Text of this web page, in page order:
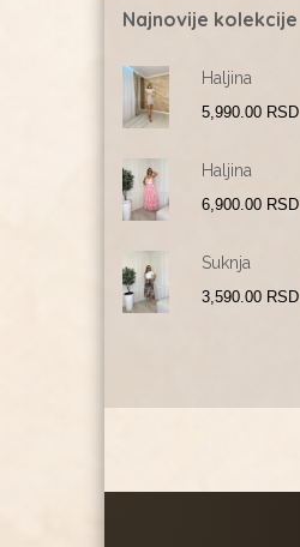
Najnovije kolekcije
Haljina
5,990.00 RSD
Haljina
6,900.00 RSD
Suknja
3,590.00 RSD